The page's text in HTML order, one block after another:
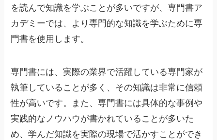
を読んで知識を学ぶことが多いですが、専門書ア
カデミーでは、より専門的な知識を学ぶために専
門書を使用します。
専門書には、実際の業界で活躍している専門家が
執筆していることが多く、その知識は非常に信頼
性が高いです。また、専門書には具体的な事例や
実践的なノウハウが書かれていることが多いた
め、学んだ知識を実際の現場で活かすことができ